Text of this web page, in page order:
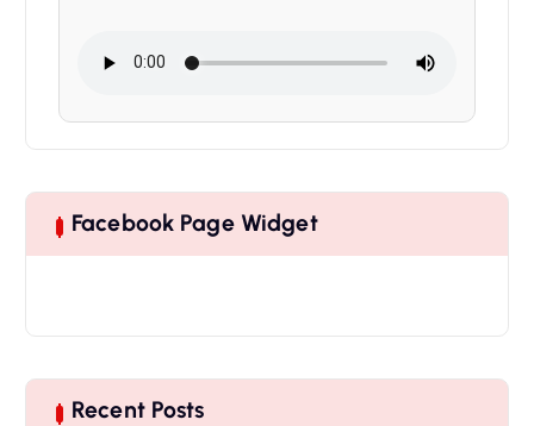
Facebook Page Widget
Recent Posts